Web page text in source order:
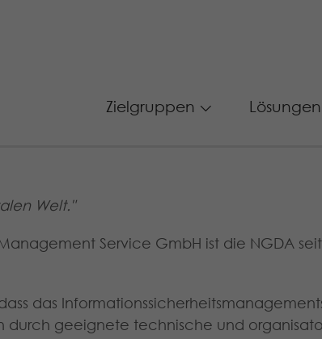
Zielgruppen Lösungen
Welt."
Service GmbH ist die NGDA
das
geeignete technische und